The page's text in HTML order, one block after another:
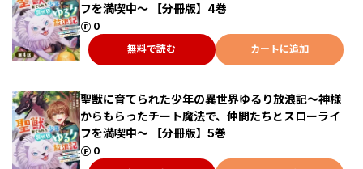
フを満喫中～ 【分冊版】4巻
0
ポイント
無料で読む
カートに追加
聖獣に育てられた少年の異世界ゆるり放浪記～神様
からもらったチート魔法で、仲間たちとスローライ
フを満喫中～ 【分冊版】5巻
0
ポイント